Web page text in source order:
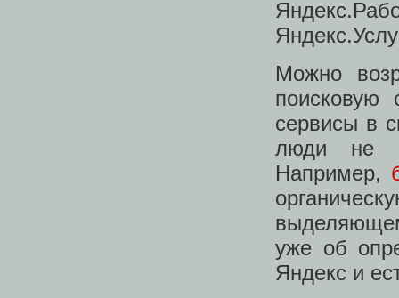
Можно
поисковую
сервисы в
люди не
Например,
уже об
Яндекс и